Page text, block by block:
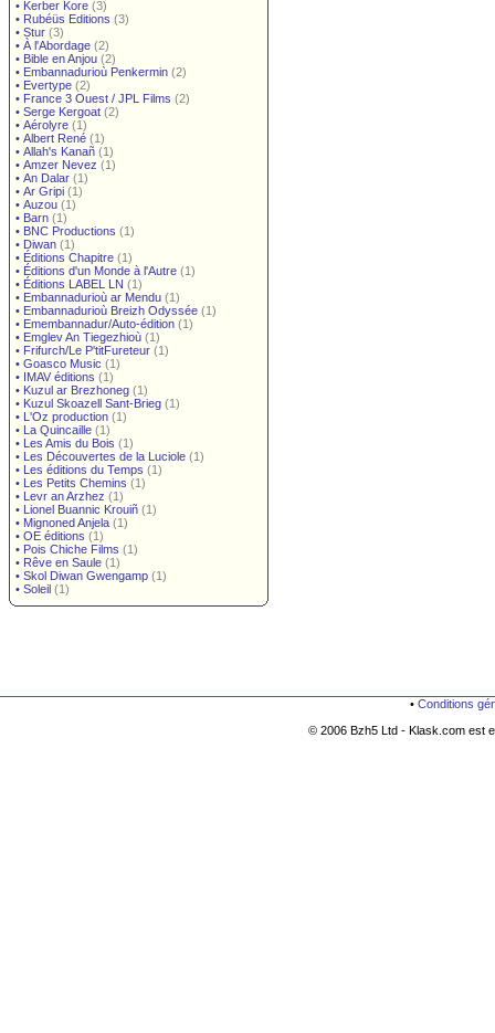
• Kerber Kore (3)
• Rubéüs Editions (3)
• Stur (3)
• À l'Abordage (2)
• Bible en Anjou (2)
• Embannadurioù Penkermin (2)
• Evertype (2)
• France 3 Ouest / JPL Films (2)
• Serge Kergoat (2)
• Aérolyre (1)
• Albert René (1)
• Allah's Kanañ (1)
• Amzer Nevez (1)
• An Dalar (1)
• Ar Gripi (1)
• Auzou (1)
• Barn (1)
• BNC Productions (1)
• Diwan (1)
• Éditions Chapitre (1)
• Éditions d'un Monde à l'Autre (1)
• Éditions LABEL LN (1)
• Embannadurioù ar Mendu (1)
• Embannadurioù Breizh Odyssée (1)
• Emembannadur/Auto-édition (1)
• Emglev An Tiegezhioù (1)
• Frifurch/Le P'titFureteur (1)
• Goasco Music (1)
• IMAV éditions (1)
• Kuzul ar Brezhoneg (1)
• Kuzul Skoazell Sant-Brieg (1)
• L'Oz production (1)
• La Quincaille (1)
• Les Amis du Bois (1)
• Les Découvertes de la Luciole (1)
• Les éditions du Temps (1)
• Les Petits Chemins (1)
• Levr an Arzhez (1)
• Lionel Buannic Krouiñ (1)
• Mignoned Anjela (1)
• OE éditions (1)
• Pois Chiche Films (1)
• Rêve en Saule (1)
• Skol Diwan Gwengamp (1)
• Soleil (1)
• Conditions
© 2006 Bzh5 Ltd - Klask.com est